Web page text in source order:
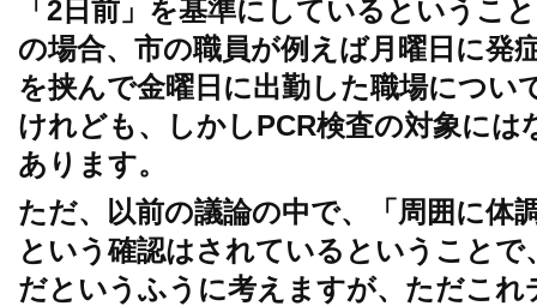
「2日前」を基準にしているというこ
の場合、市の職員が例えば月曜日に発
を挟んで金曜日に出勤した職場につい
けれども、しかしPCR検査の対象に
あります。
ただ、以前の議論の中で、「周囲に体
という確認はされているということ
だというふうに考えますが、ただこ